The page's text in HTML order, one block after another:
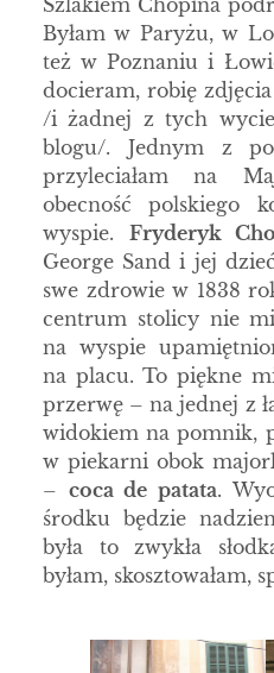
Byłam w Paryżu, w
też w Poznaniu i
docieram, robię
/i żadnej z tych
blogu/. Jednym z
przyleciałam na
obecność polskiego
wyspie. Fryderyk
George Sand i jej
swe zdrowie w 1838
centrum stolicy nie
na wyspie
na placu. To piękne
przerwę – na jednej z
widokiem na pomnik,
w piekarni obok
– coca de patata.
środku będzie
była to zwykła
byłam, skosztowałam,